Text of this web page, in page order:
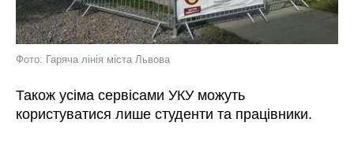
Фото: Гаряча лінія міста Львова
Також усіма сервісами УКУ можуть
користуватися лише студенти та працівники.